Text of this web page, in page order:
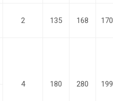
2 135 168 170
4
180 280
199